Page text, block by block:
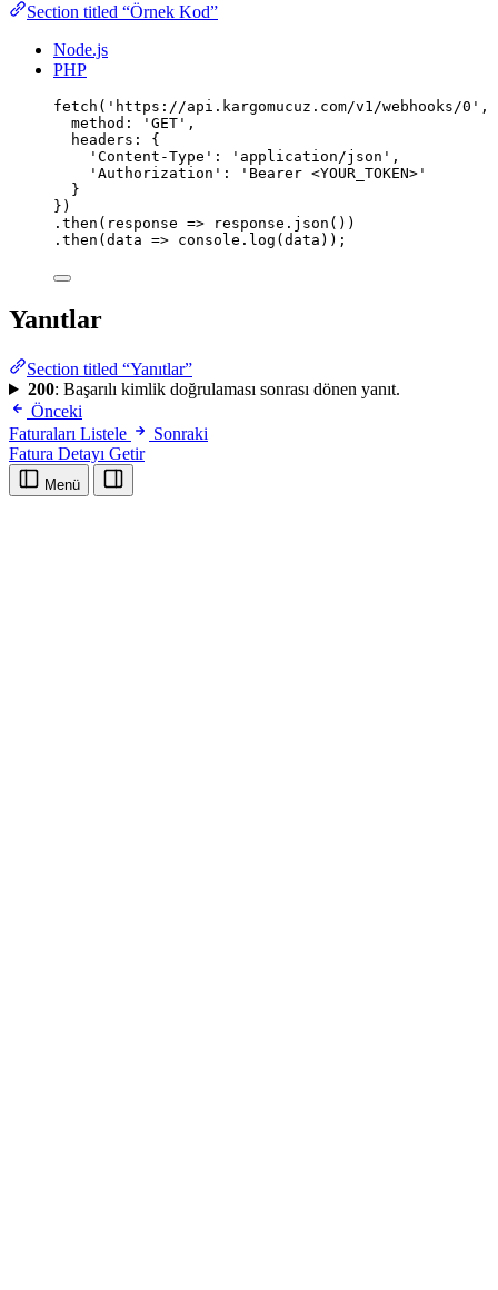
Section titled “Örnek Kod”
Node.js
PHP
fetch ( ' https://api.kargomucuz.com/v1/webhooks/0 ' ,
method : ' GET ' ,
headers :
{
' Content-Type ' : ' application/json ' ,
' Authorization ' : ' Bearer <YOUR_TOKEN> '
}
})
. then ( response => response. json ())
. then ( data => console. log (data));
Yanıtlar
Section titled “Yanıtlar”
200: Başarılı kimlik doğrulaması sonrası dönen yanıt.
Önceki
Faturaları Listele
Sonraki
Fatura Detayı Getir
Menü